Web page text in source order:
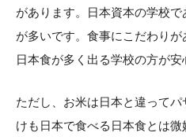
があります。日本資本の学校
が多いです。食事にこだわり
日本食が多く出る学校の方が安
ただし、お米は日本と違って
けも日本で食べる日本食とは